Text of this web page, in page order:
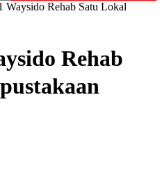
Waysido Rehab Satu Lokal
Rehab